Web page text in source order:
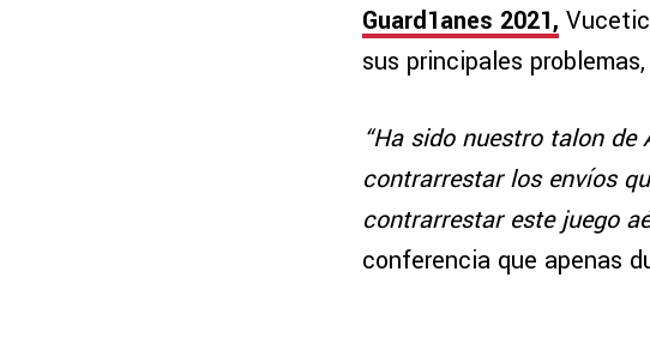
Guard1anes 2021,
sus principales
“Ha sido nuestro talon
contrarrestar los envíos
contrarrestar este juego
conferencia que apenas